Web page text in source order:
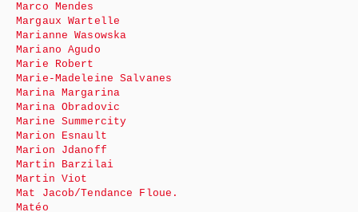
Marco Mendes
Margaux Wartelle
Marianne Wasowska
Mariano Agudo
Marie Robert
Marie-Madeleine Salvanes
Marina Margarina
Marina Obradovic
Marine Summercity
Marion Esnault
Marion Jdanoff
Martin Barzilai
Martin Viot
Mat Jacob/Tendance Floue.
Matéo